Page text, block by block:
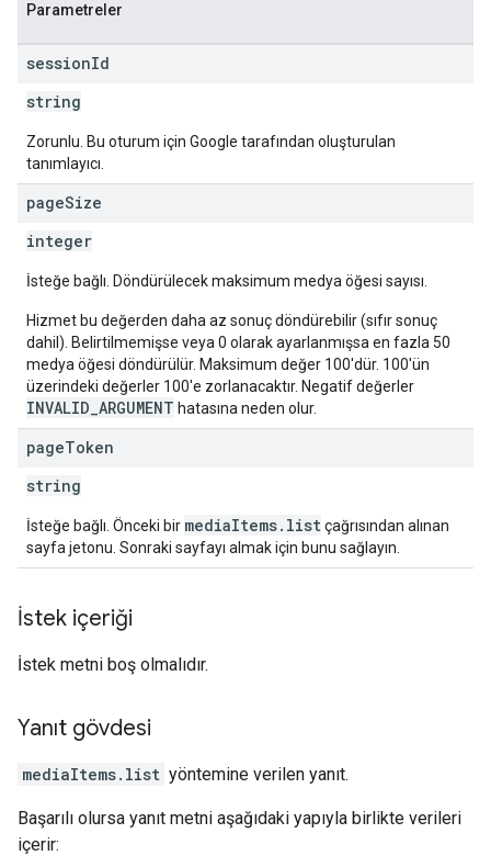
Parametreler
sessionId
string
Zorunlu. Bu oturum için Google tarafından oluşturulan
tanımlayıcı.
pageSize
integer
İsteğe bağlı. Döndürülecek maksimum medya öğesi sayısı.
Hizmet bu değerden daha az sonuç döndürebilir (sıfır sonuç
dahil). Belirtilmemişse veya 0 olarak ayarlanmışsa en fazla 50
medya öğesi döndürülür. Maksimum değer 100'dür. 100'ün
üzerindeki değerler 100'e zorlanacaktır. Negatif değerler
INVALID_ARGUMENT hatasına neden olur.
pageToken
string
İsteğe bağlı. Önceki bir mediaItems.listçağrısından alınan
sayfa jetonu. Sonraki sayfayı almak için bunu sağlayın.
İstek içeriği
İstek metni boş olmalıdır.
Yanıt gövdesi
mediaItems.list yöntemine verilen yanıt.
Başarılı olursa yanıt metni aşağıdaki yapıyla birlikte verileri
içerir: